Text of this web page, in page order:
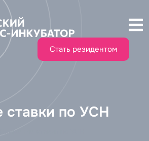
Стать резидентом
ставки по УСН